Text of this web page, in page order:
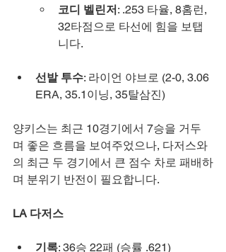
코디 벨린저: .253 타율, 8홈런,
32타점으로 타선에 힘을 보탭
니다.
선발 투수: 라이언 야브로 (2-0, 3.06
ERA, 35.1이닝, 35탈삼진)
양키스는 최근 10경기에서 7승을 거두
며 좋은 흐름을 보여주었으나, 다저스와
의 최근 두 경기에서 큰 점수 차로 패배하
며 분위기 반전이 필요합니다.
LA 다저스
기록: 36승 22패 (승률 .621)